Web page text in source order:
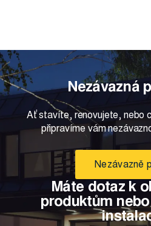
Nezávazná
Ať stavíte, renovujete, nebo
připravíme vám
Nezávazně
Máte dotaz k
produktům